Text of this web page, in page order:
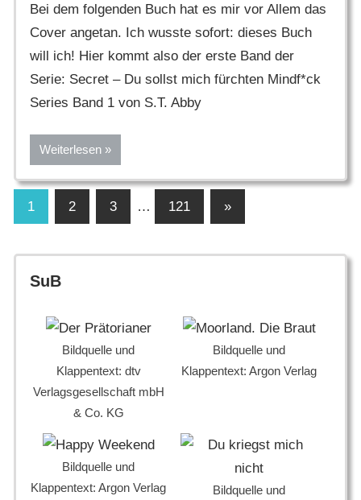
Bei dem folgenden Buch hat es mir vor Allem das
Cover angetan. Ich wusste sofort: dieses Buch
will ich! Hier kommt also der erste Band der
Serie: Secret – Du sollst mich fürchten Mindf*ck
Series Band 1 von S.T. Abby
Weiterlesen
Seitennummerierung
1 2 3 … 121
Nächste
Beiträge
»
SuB
Bildquelle und
Klappentext: dtv
Verlagsgesellschaft mbH
& Co. KG
Bildquelle und
Klappentext: Argon Verlag
Bildquelle und
Klappentext: Argon Verlag
Bildquelle und